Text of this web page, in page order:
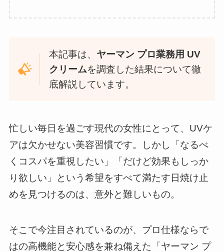
本記事は、 ヤーマン プロ業務用 UV
クリームを調査した結果について徹
底解説しています。
忙しい毎日を過ごす現代の女性にとって、UVケ
アは欠かせない美容習慣です。しかし「なるべ
くコスパを重視したい」「だけど効果もしっか
り欲しい」という希望をすべて満たす日焼け止
めを見つけるのは、意外と難しいもの。
そこで今注目されているのが、プロ仕様ならで
はの高機能と安心感を兼ね備えた「ヤーマン プ